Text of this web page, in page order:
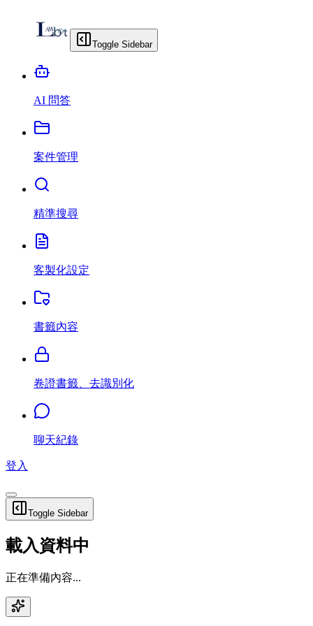
Toggle Sidebar
AI 問答
案件管理
精準搜尋
客製化設定
書籤內容
卷證書籤、去識別化
聊天紀錄
登入
Toggle Sidebar
載入資料中
正在準備內容...